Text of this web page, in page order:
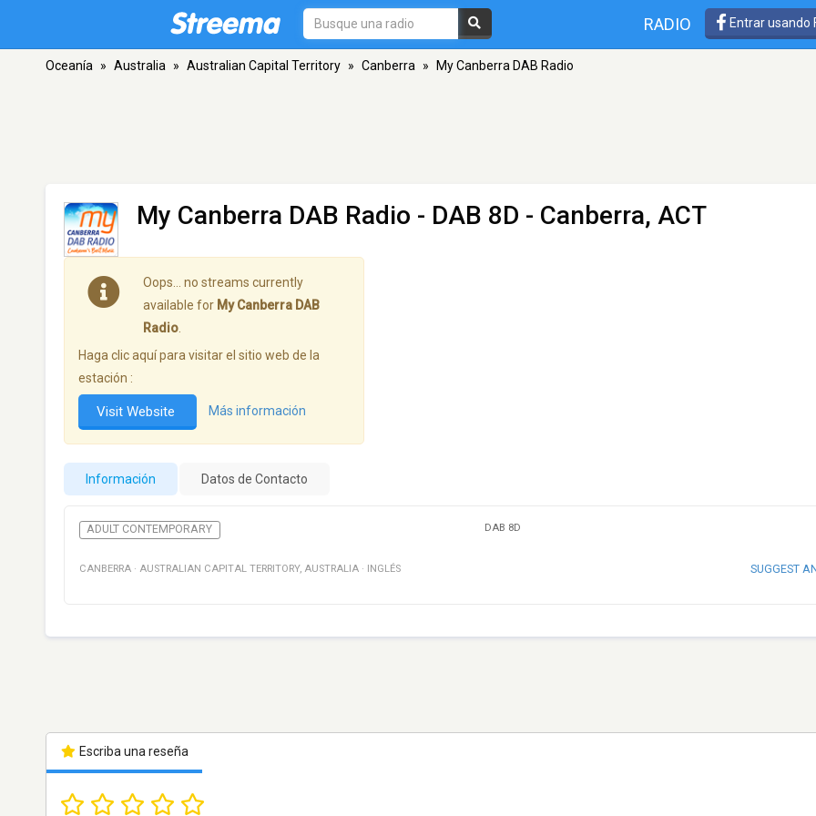
RADIO Entrar usando
Oceanía » Australia » Australian Capital Territory » Canberra » My Canberra DAB Radio
My Canberra DAB Radio - DAB 8D - Canberra, ACT
Oops… no streams currently
available for My Canberra DAB
Radio
Haga clic aquí para visitar el sitio web de la
estación :
Visit Website Más información
Información Datos de Contacto
ADULT CONTEMPORARY DAB 8D
CANBERRA · AUSTRALIAN CAPITAL TERRITORY, AUSTRALIA · INGLÉS SUGGEST
Escriba una reseña